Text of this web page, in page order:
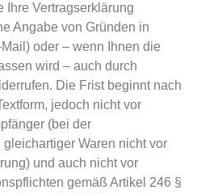
Ihre Vertragserklärung
Angabe von Gründen in
oder – wenn Ihnen die
wird – auch durch
Die Frist beginnt nach
jedoch nicht vor
(bei der
Waren nicht vor
und auch nicht vor
gemäß Artikel 246 §